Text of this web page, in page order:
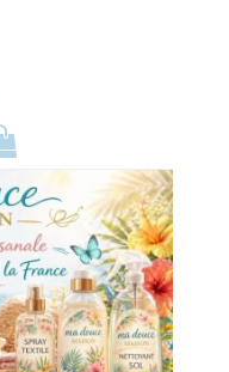
Mon
panier